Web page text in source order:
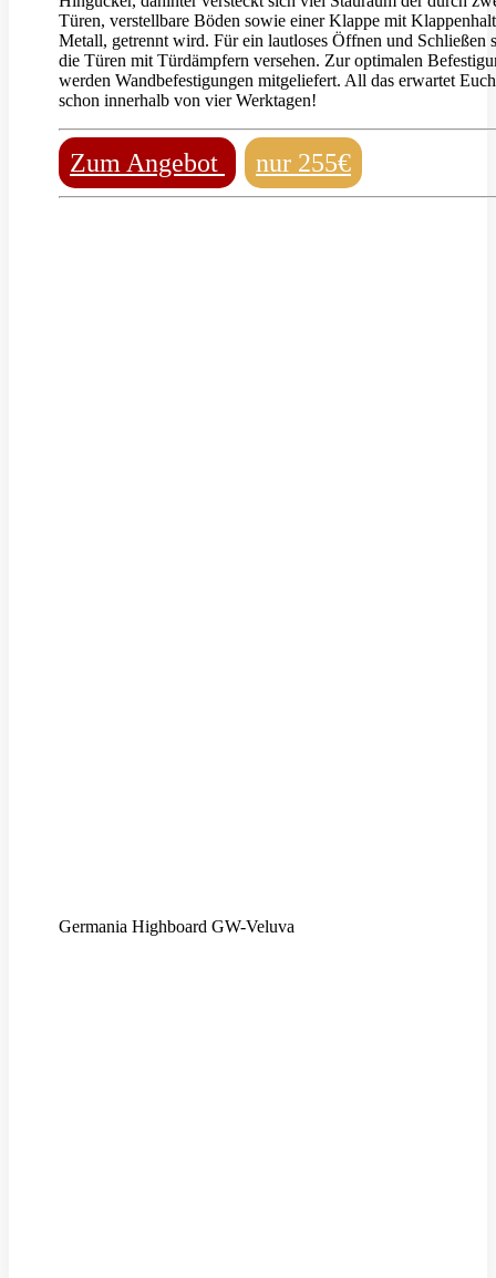
Türen, verstellbare Böden sowie einer Klappe mit
Metall, getrennt wird. Für ein lautloses Öffnen und Schließen
die Türen mit Türdämpfern versehen. Zur optimalen
werden Wandbefestigungen mitgeliefert. All das erwartet Euch
schon innerhalb von vier Werktagen!
Zum Angebot nur 255€
Germania Highboard GW-Veluva